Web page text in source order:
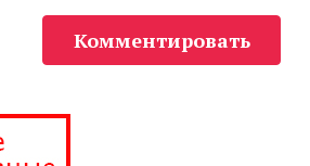
Комментировать